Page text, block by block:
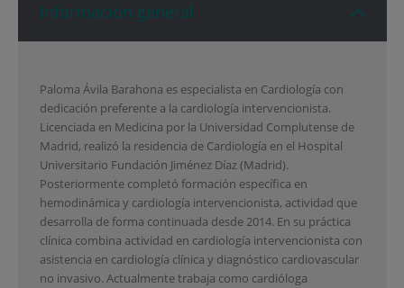
Información general
Paloma Ávila Barahona es especialista en Cardiología con
dedicación preferente a la cardiología intervencionista.
Licenciada en Medicina por la Universidad Complutense de
Madrid, realizó la residencia de Cardiología en el Hospital
Universitario Fundación Jiménez Díaz (Madrid).
Posteriormente completó formación específica en
hemodinámica y cardiología intervencionista, actividad que
desarrolla de forma continuada desde 2014. En su práctica
clínica combina actividad en cardiología intervencionista con
asistencia en cardiología clínica y diagnóstico cardiovascular
no invasivo. Actualmente trabaja como cardióloga